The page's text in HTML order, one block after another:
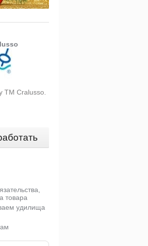
ТМ Cralusso.
товара
удилища